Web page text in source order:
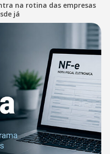
na rotina das empresas
já